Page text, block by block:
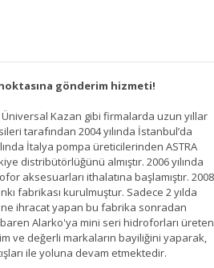
gönderim hizmeti!
Üniversal Kazan gibi firmalarda uzun yıllar
tarafından 2004 yılında İstanbul’da
İtalya pompa üreticilerinden ASTRA
distribütörlüğünü almıştır. 2006 yılında
aksesuarları ithalatına başlamıştır. 2008
fabrikası kurulmuştur. Sadece 2 yılda
ihracat yapan bu fabrika sonradan
Alarko'ya mini seri hidroforları üreten
ve değerli markaların bayiliğini yaparak,
ile yoluna devam etmektedir.